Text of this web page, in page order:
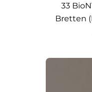
33
Bretten